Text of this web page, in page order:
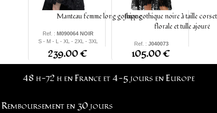
Manteau femme long gothique
Ref. : M090064 NOIR
S - M - L - XL - 2XL - 3XL
239.00 €
Jupe gothique noire à taille
florale et tulle ajouré
Ref. : J040073
S - M - L - XL - 2XL
105.00 €
48 h-72 h en France et 4-5 jours en Europe
Remboursement en 30 jours